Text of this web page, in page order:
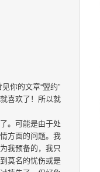
你的文章“盟约”
喜欢了！所以就
。可能是由于处
方面的问题。我
我预备的，我只
莫名的忧伤或是